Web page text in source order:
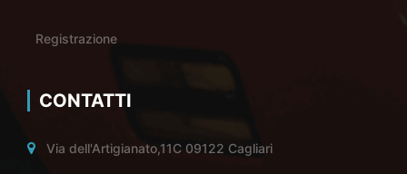
Registrazione
CONTATTI
Via dell'Artigianato,11C 09122 Cagliari